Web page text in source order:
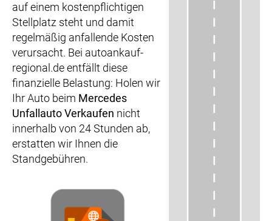
auf einem kostenpflichtigen
Stellplatz steht und damit
regelmäßig anfallende Kosten
verursacht. Bei autoankauf-
regional.de entfällt diese
finanzielle Belastung: Holen wir
Ihr Auto beim Mercedes
Unfallauto Verkaufen nicht
innerhalb von 24 Stunden ab,
erstatten wir Ihnen die
Standgebühren.